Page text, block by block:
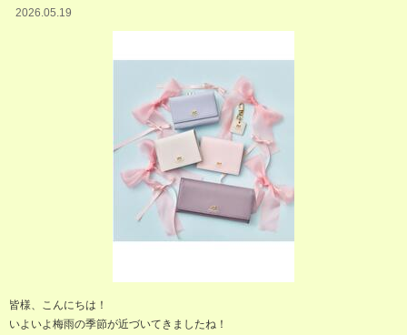
2026.05.19
皆様、こんにちは！
いよいよ梅雨の季節が近づいてきましたね！